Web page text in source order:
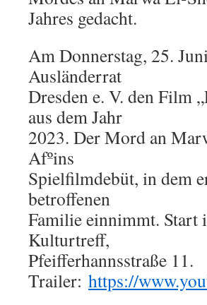
Jahres gedacht.
Am Donnerstag, 25.
Ausländerrat
Dresden e. V. den Film
aus dem Jahr
2023. Der Mord an
Afºins
Spielfilmdebüt, in dem
betroffenen
Familie einnimmt. Start
Kulturtreff,
Pfeifferhannsstraße 11.
Trailer: https://